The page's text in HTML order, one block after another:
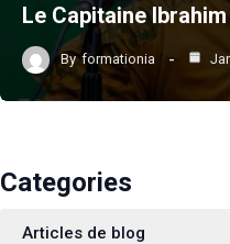
Le Capitaine
By formationia
Categories
Articles de blog